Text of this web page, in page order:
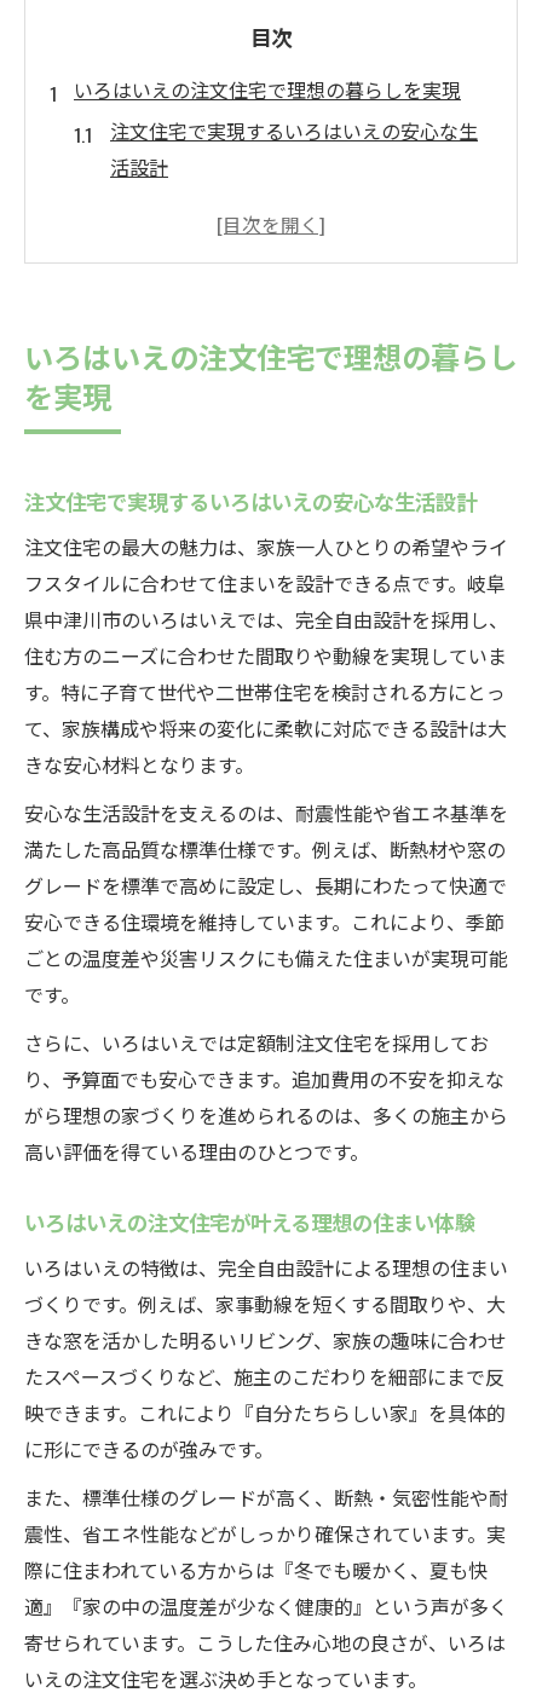
目次
いろはいえの注文住宅で理想の暮らしを実現
注文住宅で実現するいろはいえの安心な生
活設計
いろはいえの注文住宅が叶える理想の住ま
いろはいえ注文住宅が支持される理由と評
判の秘密
注文住宅で家族の未来を考えたい方へいろ
自由設計ならではの注文住宅の魅力解説
注文住宅の自由設計が可能にする理想の間
取り
いろは いえ 間取りから見る自由設計の工夫
家族に合わせた注文住宅の自由設計メリッ
トまとめ
自由設計で広がる注文住宅の住まい方アイ
自由設計注文住宅を成功させるポイントと
コツ
省エネと安心が叶う家づくりの秘訣紹介
注文住宅で実現する省エネと安心な暮らし
いろはいえ標準仕様が支える省エネ性能の
魅力
注文住宅で叶える高断熱・高気密の快適空
間
家族の健康を守る注文住宅の空気環境づく
り
家族が満足する間取り設計のポイントとは
注文住宅で家族に最適な間取りを実現する
方法
いろは いえ 間取り設計で心地よい住空間を
つくる
家族構成に合わせた注文住宅の間取り提案
例
注文住宅で叶える将来を見据えた間取り設
計術
いろはいえの間取り設計が選ばれる理由と
は
いろはいえの注文住宅で理想の暮らし
を実現
注文住宅で実現するいろはいえの安心な生活設計
注文住宅の最大の魅力は、家族一人ひとりの希望やライ
フスタイルに合わせて住まいを設計できる点です。岐阜
県中津川市のいろはいえでは、完全自由設計を採用し、
住む方のニーズに合わせた間取りや動線を実現していま
す。特に子育て世代や二世帯住宅を検討される方にとっ
て、家族構成や将来の変化に柔軟に対応できる設計は大
きな安心材料となります。
安心な生活設計を支えるのは、耐震性能や省エネ基準を
満たした高品質な標準仕様です。例えば、断熱材や窓の
グレードを標準で高めに設定し、長期にわたって快適で
安心できる住環境を維持しています。これにより、季節
ごとの温度差や災害リスクにも備えた住まいが実現可能
です。
さらに、いろはいえでは定額制注文住宅を採用してお
り、予算面でも安心できます。追加費用の不安を抑えな
がら理想の家づくりを進められるのは、多くの施主から
高い評価を得ている理由のひとつです。
いろはいえの注文住宅が叶える理想の住まい体験
いろはいえの特徴は、完全自由設計による理想の住まい
づくりです。例えば、家事動線を短くする間取りや、大
きな窓を活かした明るいリビング、家族の趣味に合わせ
たスペースづくりなど、施主のこだわりを細部にまで反
映できます。これにより『自分たちらしい家』を具体的
に形にできるのが強みです。
また、標準仕様のグレードが高く、断熱・気密性能や耐
震性、省エネ性能などがしっかり確保されています。実
際に住まわれている方からは『冬でも暖かく、夏も快
適』『家の中の温度差が少なく健康的』という声が多く
寄せられています。こうした住み心地の良さが、いろは
いえの注文住宅を選ぶ決め手となっています。